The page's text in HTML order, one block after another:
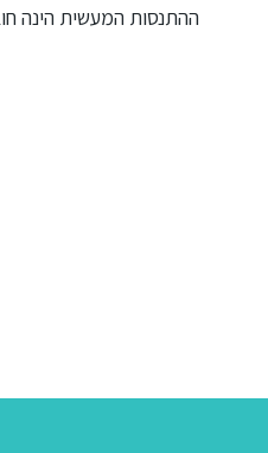
ההתנסות המעשית הינה